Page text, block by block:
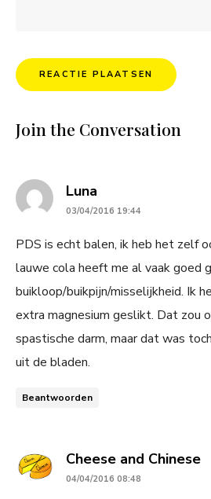
Join the Conversation
Luna
03/04/2016 19:44
PDS is echt balen, ik heb het zelf
lauwe cola heeft me al vaak goed
buikloop/buikpijn/misselijkheid. Ik
extra magnesium geslikt. Dat zou
spastische darm, maar dat was
uit de bladen.
Beantwoorden
Cheese and Chinese
04/04/2016 08:48